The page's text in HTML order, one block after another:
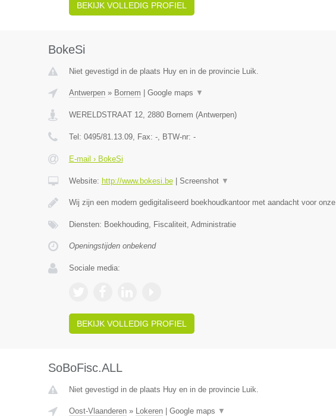
BEKIJK VOLLEDIG PROFIEL
BokeSi
Niet gevestigd in de plaats Huy en in de provincie Luik.
Antwerpen» Bornem Google maps ▼
WERELDSTRAAT 12, 2880 Bornem (Antwerpen)
Tel: 0495/81.13.09, Fax: -, BTW-nr: -
E-mail › BokeSi
Website: http://www.bokesi.be| Screenshot ▼
Wij zijn een modern gedigitaliseerd boekhoudkantoor met aandacht voor onze
Diensten: Boekhouding, Fiscaliteit, Administratie
Openingstijden onbekend
Sociale media:
BEKIJK VOLLEDIG PROFIEL
SoBoFisc.ALL
Niet gevestigd in de plaats Huy en in de provincie Luik.
Oost-Vlaanderen» Lokeren| Google maps ▼